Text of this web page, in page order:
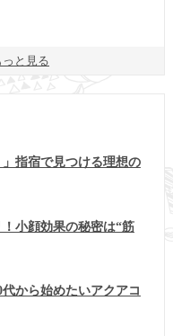
と見る
」指宿で見つける理想の
小顔効果の秘密は“筋
から始めたいアクアコ